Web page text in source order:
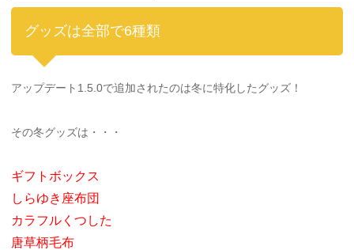
グッズは全部で6種類
アップデート1.5.0で追加されたのは冬に特化したグッズ！
その冬グッズは・・・
ギフトボックス
しらゆき座布団
カラフルくつした
唐草柄毛布